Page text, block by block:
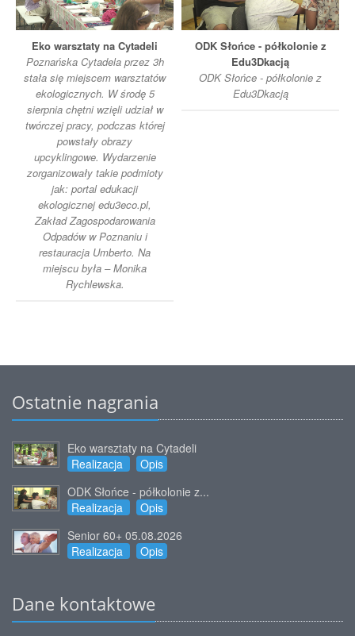
Eko warsztaty na Cytadeli
Poznańska Cytadela przez 3h
stała się miejscem warsztatów
ekologicznych. W środę 5
sierpnia chętni wzięli udział w
twórczej pracy, podczas której
powstały obrazy
upcyklingowe. Wydarzenie
zorganizowały takie podmioty
jak: portal edukacji
ekologicznej edu3eco.pl,
Zakład Zagospodarowania
Odpadów w Poznaniu i
restauracja Umberto. Na
miejscu była – Monika
Rychlewska.
ODK Słońce - półkolonie z
Edu3Dkacją
ODK Słońce - półkolonie z
Edu3Dkacją
Ostatnie nagrania
Eko warsztaty na Cytadeli
Realizacja
Opis
ODK Słońce - półkolonie z...
Realizacja
Opis
Senior 60+ 05.08.2026
Realizacja
Opis
Dane kontaktowe